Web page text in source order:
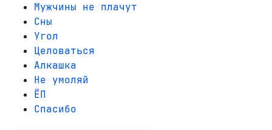
Мужчины не плачут
Сны
Угол
Целоваться
Алкашка
Не умоляй
ЁП
Спасибо